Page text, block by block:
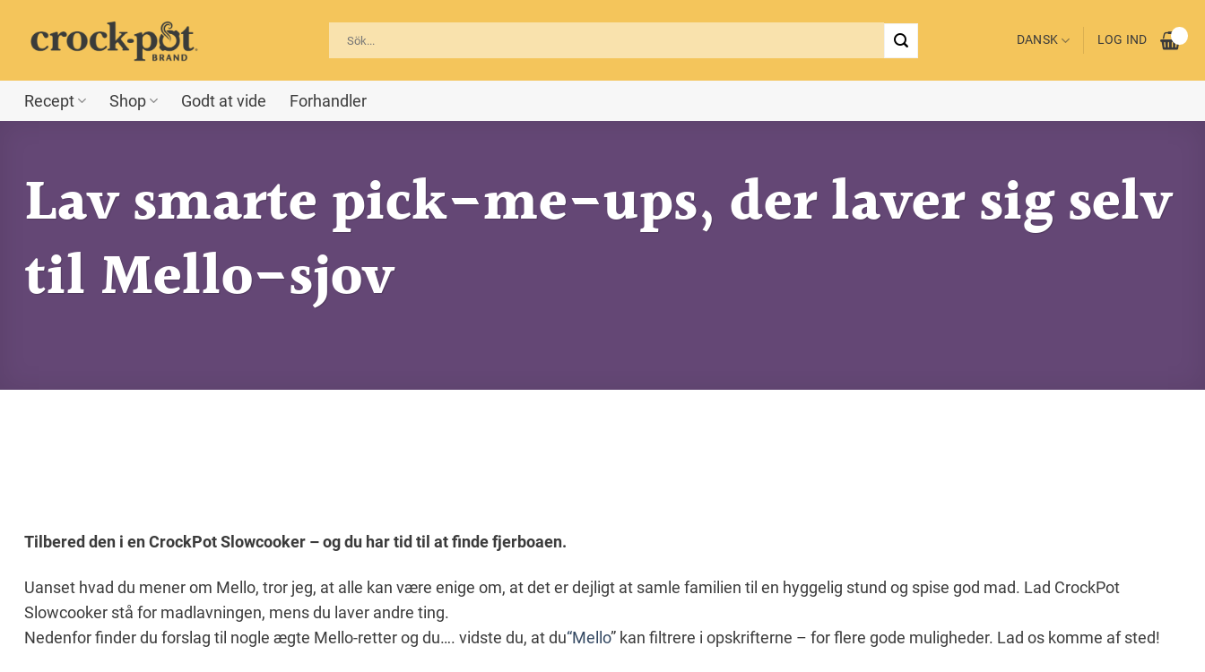
indhold
DANSK LOG IND
Recept Shop Godt at vide Forhandler
Lav smarte pick-me-ups, der laver sig selv
til Mello-sjov
Tilbered den i en CrockPot Slowcooker – og du har tid til at finde fjerboaen.
Uanset hvad du mener om Mello, tror jeg, at alle kan være enige om, at det er dejligt at samle familien til en hyggelig stund og spise god mad. Lad CrockPot
Slowcooker stå for madlavningen, mens du laver andre ting.
Nedenfor finder du forslag til nogle ægte Mello-retter og du…. vidste du, at du“Mello” kan filtrere i opskrifterne – for flere gode muligheder. Lad os komme af sted!